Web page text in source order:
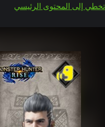
تخطي إلى المحتوى الرئيسي